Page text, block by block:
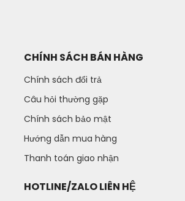
CHÍNH SÁCH BÁN HÀNG
Chính sách đổi trả
Câu hỏi thường gặp
Chính sách bảo mật
Hướng dẫn mua hàng
Thanh toán giao nhận
HOTLINE/ZALO LIÊN HỆ